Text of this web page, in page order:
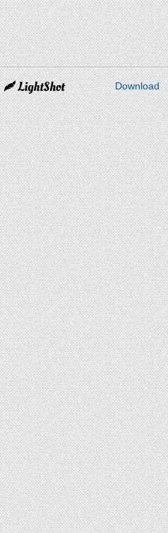
Download